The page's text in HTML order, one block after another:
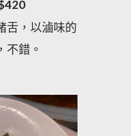
舌，以滷味的
不錯。